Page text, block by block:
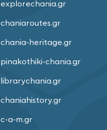
explorechania.gr
chaniaroutes.gr
chania-heritage.gr
pinakothiki-chania.gr
librarychania.gr
chaniahistory.gr
c-a-m.gr